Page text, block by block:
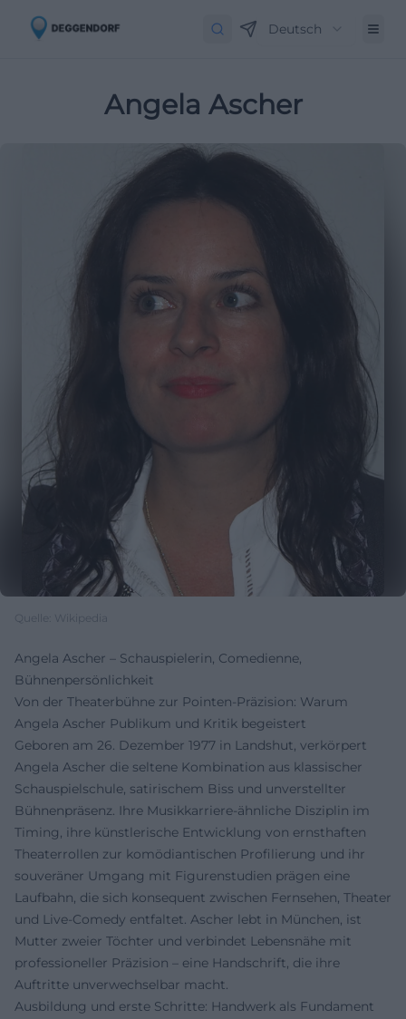
Deutsch
Angela Ascher
Quelle: Wikipedia
Angela Ascher – Schauspielerin, Comedienne,
Bühnenpersönlichkeit
Von der Theaterbühne zur Pointen-Präzision: Warum
Angela Ascher Publikum und Kritik begeistert
Geboren am 26. Dezember 1977 in Landshut, verkörpert
Angela Ascher die seltene Kombination aus klassischer
Schauspielschule, satirischem Biss und unverstellter
Bühnenpräsenz. Ihre Musikkarriere-ähnliche Disziplin im
Timing, ihre künstlerische Entwicklung von ernsthaften
Theaterrollen zur komödiantischen Profilierung und ihr
souveräner Umgang mit Figurenstudien prägen eine
Laufbahn, die sich konsequent zwischen Fernsehen, Theater
und Live-Comedy entfaltet. Ascher lebt in München, ist
Mutter zweier Töchter und verbindet Lebensnähe mit
professioneller Präzision – eine Handschrift, die ihre
Auftritte unverwechselbar macht.
Ausbildung und erste Schritte: Handwerk als Fundament